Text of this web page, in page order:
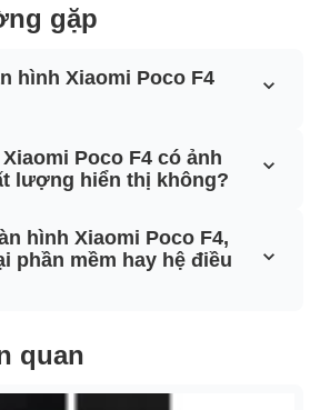
gặp
hình Xiaomi Poco F4
Poco F4 có ảnh
lượng hiển thị không?
hình Xiaomi Poco F4,
phần mềm hay hệ điều
quan